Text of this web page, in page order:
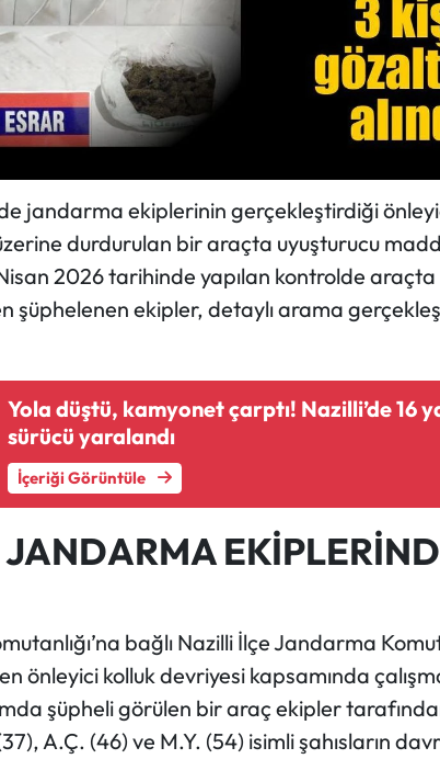
jandarma ekiplerinin gerçekleştirdiği
durdurulan bir araçta uyuşturucu
2026 tarihinde yapılan kontrolde araçta
şüphelenen ekipler, detaylı arama
Yola düştü, kamyonet çarptı! Nazilli’de 16
sürücü yaralandı
İçeriği Görüntüle
bağlı Nazilli İlçe Jandarma
önleyici kolluk devriyesi kapsamında
şüpheli görülen bir araç ekipler
A.Ç. (46) ve M.Y. (54) isimli şahısların